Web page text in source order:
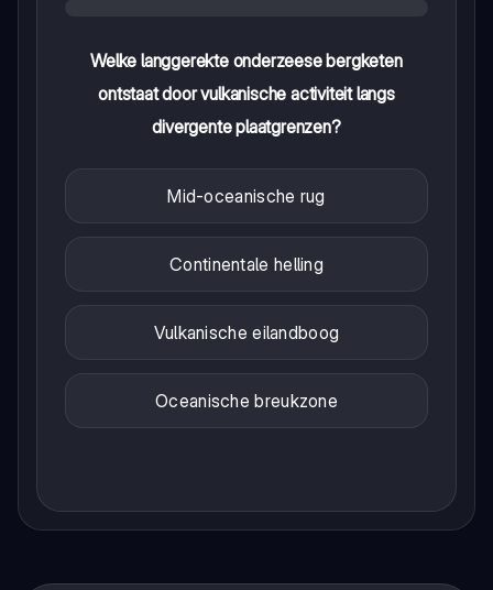
Welke langgerekte onderzeese bergketen
ontstaat door vulkanische activiteit langs
divergente plaatgrenzen?
Mid-oceanische rug
Continentale helling
Vulkanische eilandboog
Oceanische breukzone